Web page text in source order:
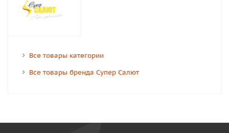
Все товары категории
Все товары бренда Супер Салют